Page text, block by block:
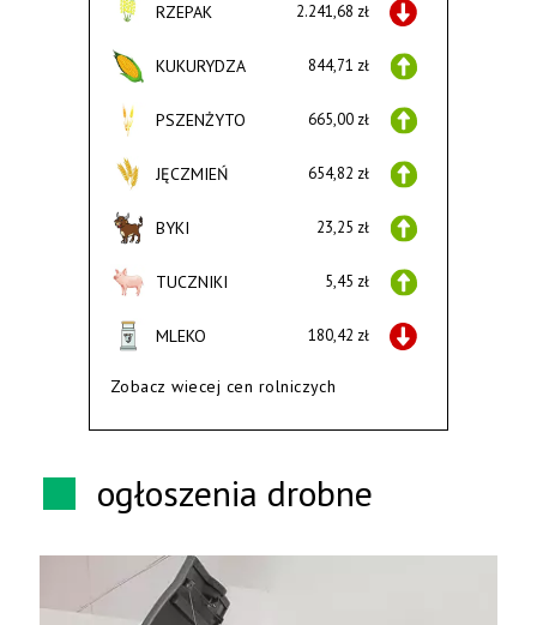
RZEPAK 2.241,68 zł
KUKURYDZA 844,71 zł
PSZENŻYTO 665,00 zł
JĘCZMIEŃ 654,82 zł
BYKI 23,25 zł
TUCZNIKI 5,45 zł
MLEKO 180,42 zł
Zobacz wiecej cen rolniczych
ogłoszenia drobne